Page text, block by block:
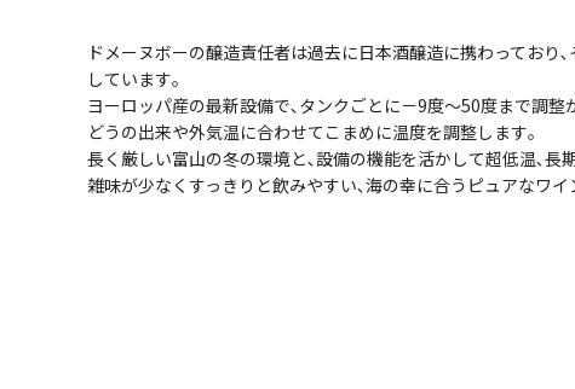
ドメーヌボーの醸造責任者は過去に日本酒醸造に携わっており
しています｡
ヨーロッパ産の最新設備で､タンクごとに－9度～50度まで調整
どうの出来や外気温に合わせてこまめに温度を調整します｡
長く厳しい富山の冬の環境と､設備の機能を活かして超低温､長
雑味が少なくすっきりと飲みやすい､海の幸に合うピュアなワイ